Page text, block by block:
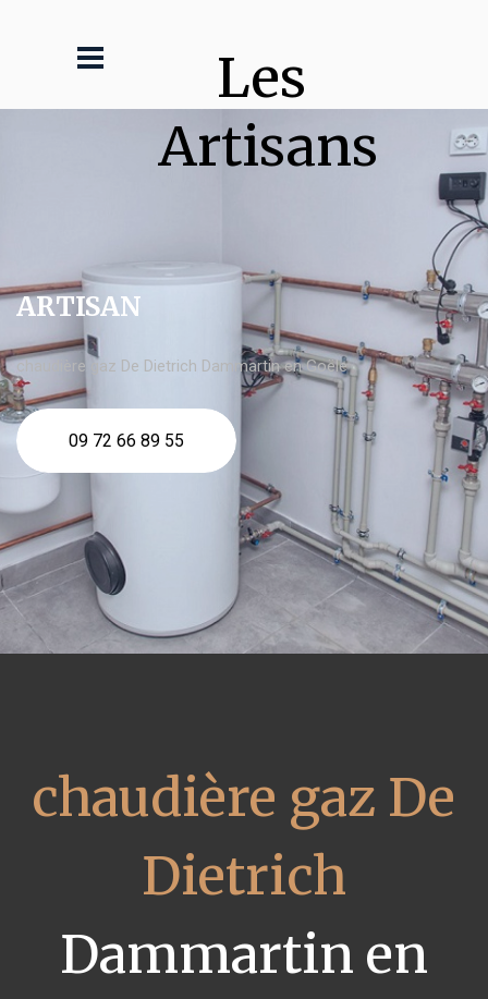
Les
Artisans
ARTISAN
chaudière gaz De Dietrich Dammartin en Goële
09 72 66 89 55
chaudière gaz De
Dietrich
Dammartin en